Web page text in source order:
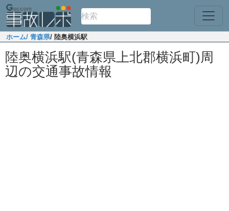
ホーム/ 青森県/ 陸奥横浜駅
陸奥横浜駅(青森県上北郡横浜町)周
辺の交通事故情報